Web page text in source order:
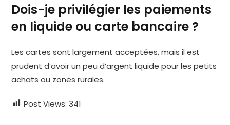
Dois-je privilégier les paiements
en liquide ou carte bancaire ?
Les cartes sont largement acceptées, mais il est
prudent d’avoir un peu d’argent liquide pour les petits
achats ou zones rurales.
Post Views: 341